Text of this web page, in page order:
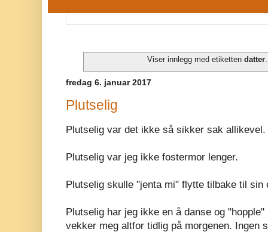
Viser innlegg med etiketten datter
fredag 6. januar 2017
Plutselig
Plutselig var det ikke så sikker sak allikevel.
Plutselig var jeg ikke fostermor lenger.
Plutselig skulle "jenta mi" flytte tilbake til sin
Plutselig har jeg ikke en å danse og
vekker meg altfor tidlig på morgenen. Ingen